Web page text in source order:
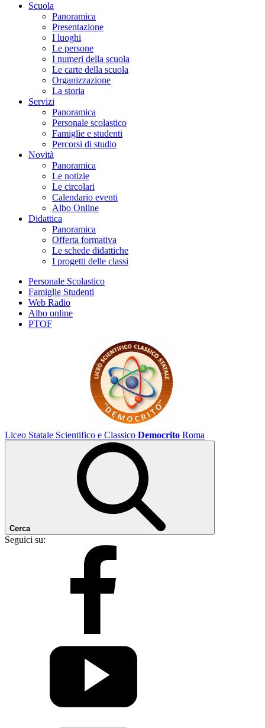
Scuola
Panoramica
Presentazione
I luoghi
Le persone
I numeri della scuola
Le carte della scuola
Organizzazione
La storia
Servizi
Panoramica
Personale scolastico
Famiglie e studenti
Percorsi di studio
Novità
Panoramica
Le notizie
Le circolari
Calendario eventi
Albo Online
Didattica
Panoramica
Offerta formativa
Le schede didattiche
I progetti delle classi
Personale Scolastico
Famiglie Studenti
Web Radio
Albo online
PTOF
Liceo Statale Scientifico e Classico Democrito Roma
Cerca
Seguici su: